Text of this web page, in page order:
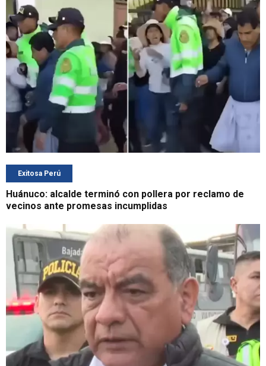
Exitosa Perú
Huánuco: alcalde terminó con pollera por reclamo de
vecinos ante promesas incumplidas